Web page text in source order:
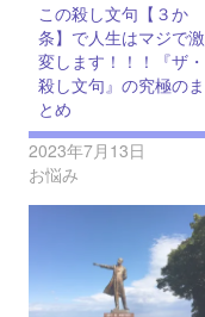
この殺し文句【３か
条】で人生はマジで激
変します！！！『ザ・
殺し文句』の究極のま
とめ
2023年7月13日
お悩み